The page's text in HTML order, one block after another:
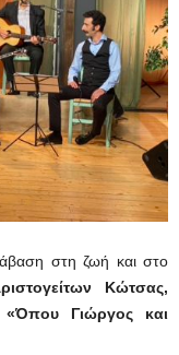
στη ζωή και στο
Κώτσας,
«Όπου Γιώργος και